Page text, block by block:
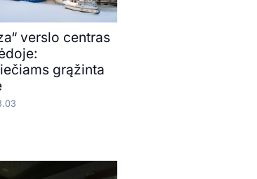
verslo centras
grąžinta